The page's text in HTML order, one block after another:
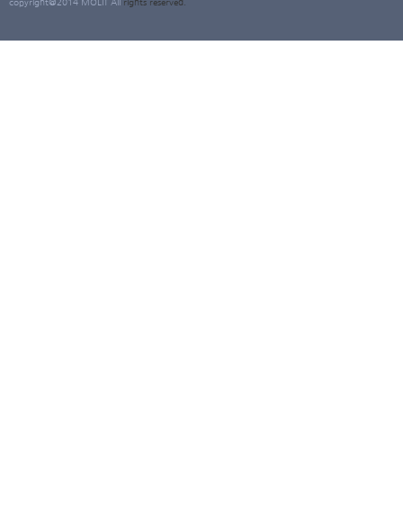
copyright@2014 MOLIT All rights reserved.